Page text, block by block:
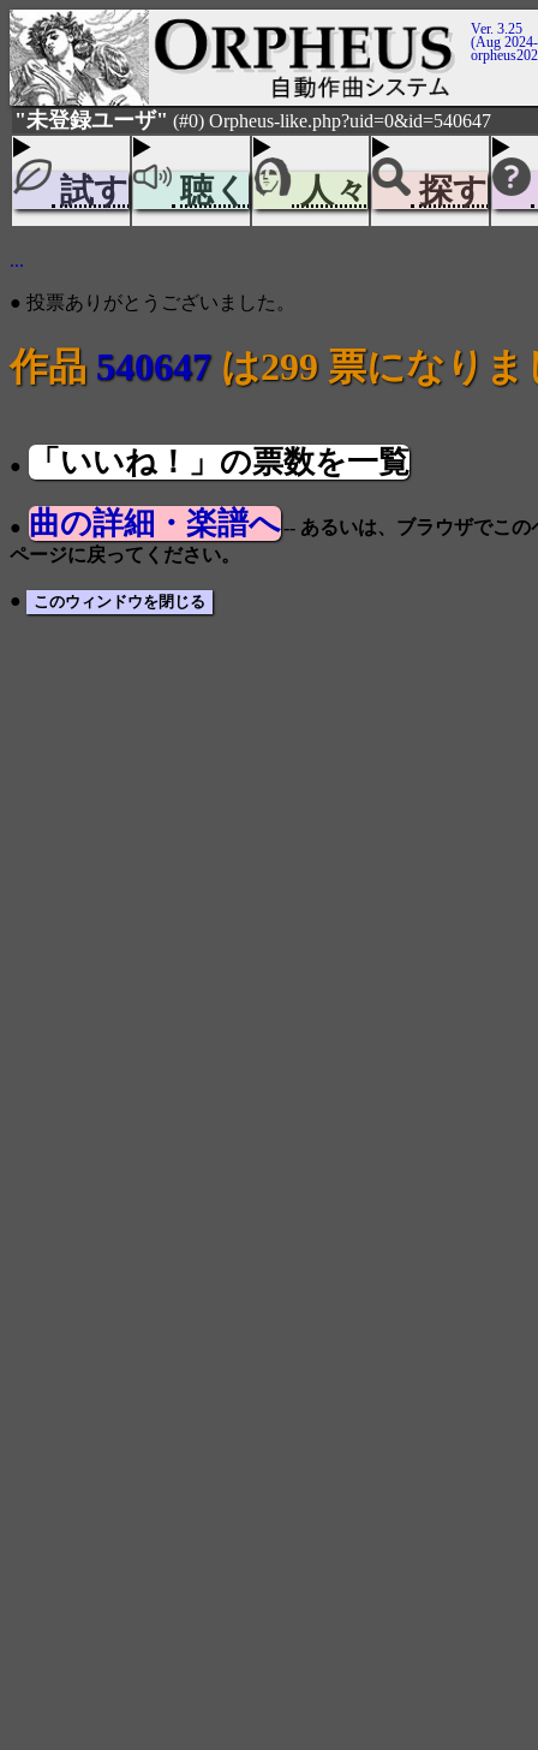
Ver. 3.25
(Aug
"未登録ユーザ" (#0) Orpheus-like.php?uid=0&id=540647
試す 聴く 人々 探す
...
● 投票ありがとうございました。
作品 540647は299 票になりま
● 「いいね！」の票数を一覧
● 曲の詳細・楽譜へ-- あるいは、ブラウザでこ
ページに戻ってください。
●